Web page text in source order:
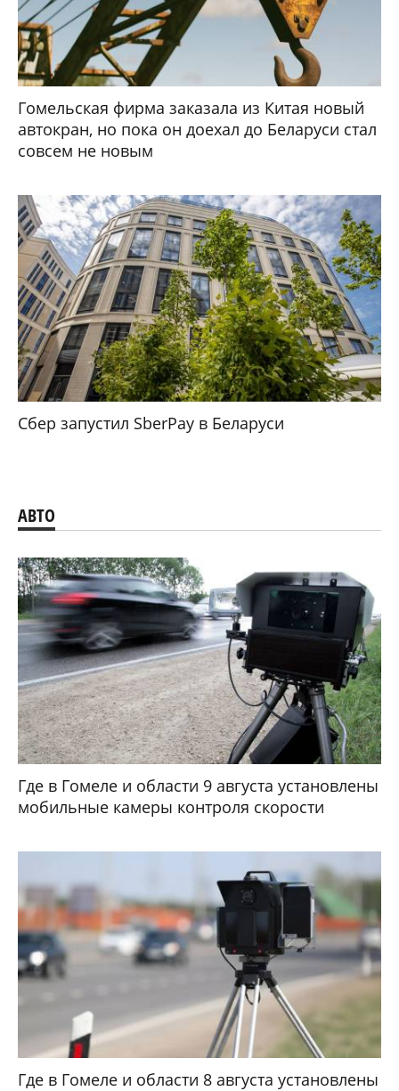
Гомельская фирма заказала из Китая новый
автокран, но пока он доехал до Беларуси стал
совсем не новым
Сбер запустил SberPay в Беларуси
АВТО
Где в Гомеле и области 9 августа установлены
мобильные камеры контроля скорости
Где в Гомеле и области 8 августа установлены